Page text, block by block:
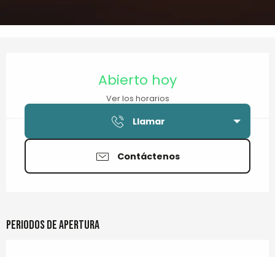
Abierto hoy
Ver los horarios
Llamar
Contáctenos
Periodos de apertura